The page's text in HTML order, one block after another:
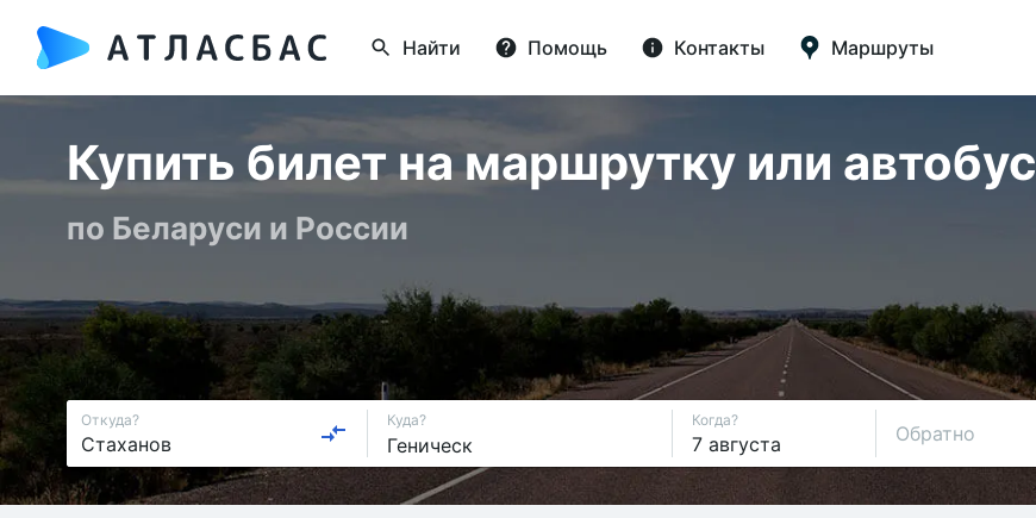
Найти Помощь Контакты Маршруты
Купить билет на маршрутку или автобус
по Беларуси и России
Откуда? Куда? Когда?
Обратно